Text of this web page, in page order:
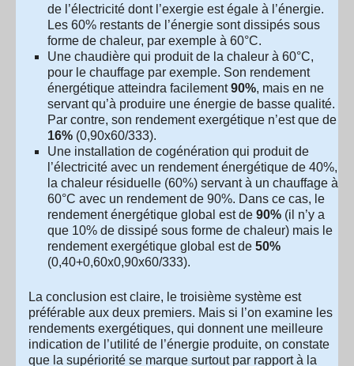
de l’électricité dont l’exergie est égale à l’énergie.
Les 60% restants de l’énergie sont dissipés sous
forme de chaleur, par exemple à 60°C.
Une chaudière qui produit de la chaleur à 60°C,
pour le chauffage par exemple. Son rendement
énergétique atteindra facilement90%, mais en ne
servant qu’à produire une énergie de basse qualité.
Par contre, son rendement exergétique n’est que de
16% (0,90x60/333).
Une installation de cogénération qui produit de
l’électricité avec un rendement énergétique de 40%,
la chaleur résiduelle (60%) servant à un chauffage à
60°C avec un rendement de 90%. Dans ce cas, le
rendement énergétique global est de 90% (il n’y a
que 10% de dissipé sous forme de chaleur) mais le
rendement exergétique global est de 50%
(0,40+0,60x0,90x60/333).
La conclusion est claire, le troisième système est
préférable aux deux premiers. Mais si l’on examine les
rendements exergétiques, qui donnent une meilleure
indication de l’utilité de l’énergie produite, on constate
que la supériorité se marque surtout par rapport à la